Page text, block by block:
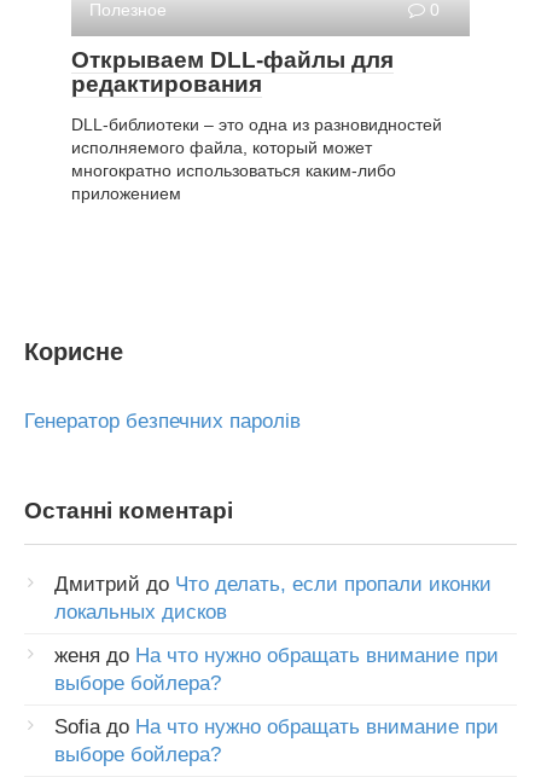
Полезное
0
Открываем DLL-файлы для
редактирования
DLL-библиотеки – это одна из разновидностей
исполняемого файла, который может
многократно использоваться каким-либо
приложением
Корисне
Генератор безпечних паролів
Останні коментарі
Дмитрий до Что делать, если пропали иконки
локальных дисков
женя до На что нужно обращать внимание при
выборе бойлера?
Sofiaдо На что нужно обращать внимание при
выборе бойлера?